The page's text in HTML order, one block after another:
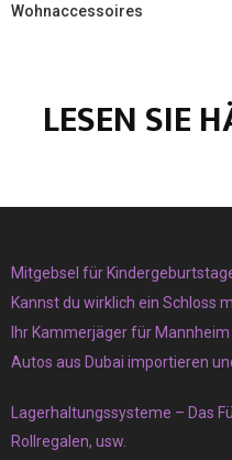
Wohnaccessoires
LESEN SIE
Mitgebsel für
Kannst du wirklich ein Schloss
Ihr Kammerjäger für
Autos aus Dubai importieren
Lagerhaltungssysteme – Das
Rollregalen, usw.